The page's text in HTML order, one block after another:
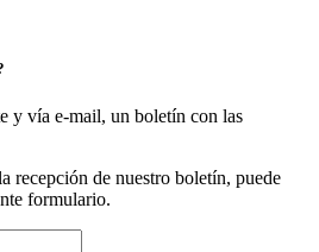
y vía e-mail, un boletín con las
recepción de nuestro boletín, puede
formulario.